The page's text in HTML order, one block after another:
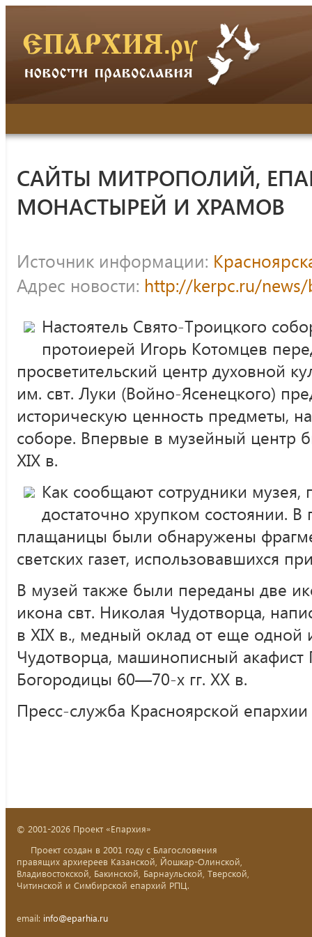
САЙТЫ МИТРОПОЛИЙ,
МОНАСТЫРЕЙ И ХРАМОВ
Источник информации:
Адрес новости: http://kerpc.ru/
Настоятель Свято-Троицкого
протоиерей Игорь Котомцев
просветительский центр духовной
им. свт. Луки (Войно-Ясенецкого)
историческую ценность предметы,
соборе. Впервые в музейный центр
XIX в.
Как сообщают сотрудники музея,
достаточно хрупком состоянии.
плащаницы были обнаружены
светских газет, использовавшихся
В музей также были переданы две
икона свт. Николая Чудотворца,
в XIX в., медный оклад от еще одной
Чудотворца, машинописный акафист
Богородицы 60—70-х гг. XX в.
Пресс-служба Красноярской епархии
© 2001-2026 Проект «Епархия»
Проект создан в 2001 году с Благословения
правящих архиереев Казанской, Йошкар-Олинской,
Владивостокской, Бакинской, Барнаульской, Тверской,
Читинской и Симбирской епархий РПЦ.
email: info@eparhia.ru